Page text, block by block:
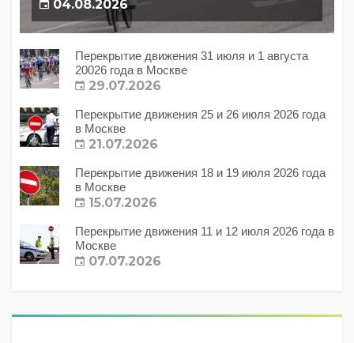
04.08.2026
Перекрытие движения 31 июля и 1 августа
20026 года в Москве
29.07.2026
Перекрытие движения 25 и 26 июля 2026 года
в Москве
21.07.2026
Перекрытие движения 18 и 19 июля 2026 года
в Москве
15.07.2026
Перекрытие движения 11 и 12 июля 2026 года в
Москве
07.07.2026